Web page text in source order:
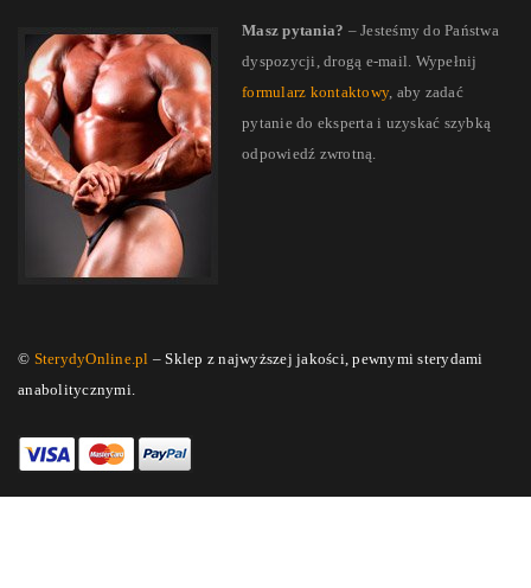
Masz pytania? – Jesteśmy do Państwa
dyspozycji, drogą e-mail. Wypełnij
formularz kontaktowy, aby zadać
pytanie do eksperta i uzyskać szybką
odpowiedź zwrotną.
© SterydyOnline.pl – Sklep z najwyższej jakości, pewnymi sterydami
anabolitycznymi.